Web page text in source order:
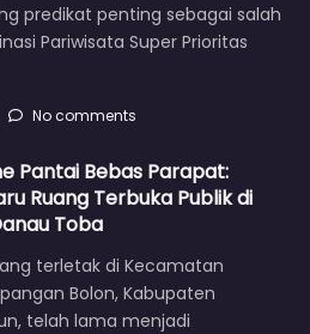
predikat penting sebagai salah
Pariwisata Super Prioritas
No comments
Pantai Bebas Parapat:
Ruang Terbuka Publik di
Toba
terletak di Kecamatan
Bolon, Kabupaten
telah lama menjadi